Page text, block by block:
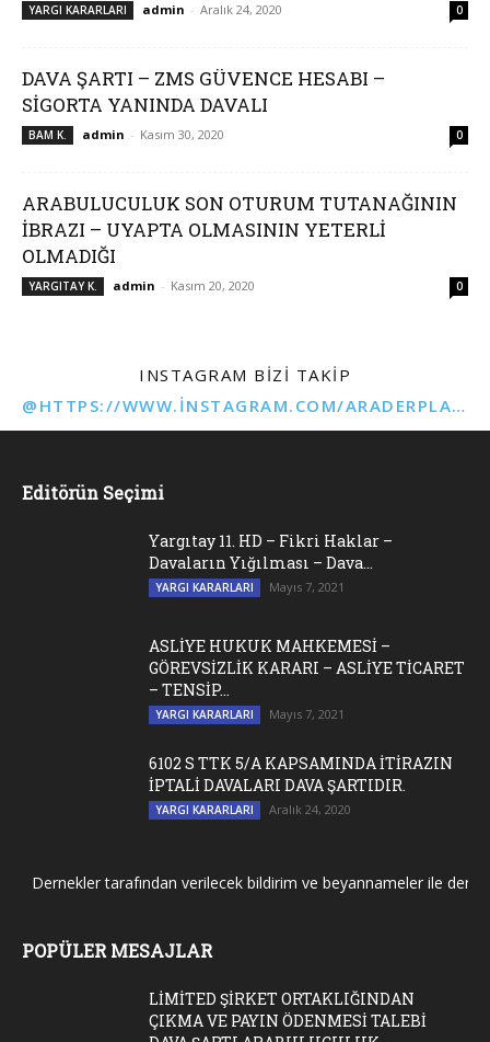
YARGI KARARLARI admin - Aralık 24, 2020 0
DAVA ŞARTI – ZMS GÜVENCE HESABI –
SİGORTA YANINDA DAVALI
BAM K. admin - Kasım 30, 2020 0
ARABULUCULUK SON OTURUM TUTANAĞININ
İBRAZI – UYAPTA OLMASININ YETERLİ
OLMADIĞI
YARGITAY K. admin - Kasım 20, 2020 0
INSTAGRAM BIZI TAKIP
@HTTPS://WWW.INSTAGRAM.COM/ARADERPLATFORMU
Editörün Seçimi
Yargıtay 11. HD – Fikri Haklar –
Davaların Yığılması – Dava...
YARGI KARARLARI Mayıs 7, 2021
ASLİYE HUKUK MAHKEMESİ –
GÖREVSİZLİK KARARI – ASLİYE TİCARET
– TENSİP...
YARGI KARARLARI Mayıs 7, 2021
6102 S TTK 5/A KAPSAMINDA İTİRAZIN
İPTALİ DAVALARI DAVA ŞARTIDIR.
YARGI KARARLARI Aralık 24, 2020
Dernekler tarafından verilecek bildirim ve beyannameler ile
POPÜLER MESAJLAR
LİMİTED ŞİRKET ORTAKLIĞINDAN
ÇIKMA VE PAYIN ÖDENMESİ TALEBİ